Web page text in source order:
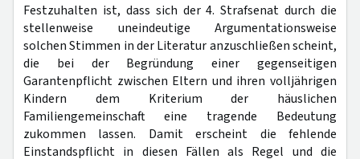
Festzuhalten ist, dass sich der 4. Strafsenat durch die
stellenweise uneindeutige Argumentationsweise
solchen Stimmen in der Literatur anzuschließen scheint,
die bei der Begründung einer gegenseitigen
Garantenpflicht zwischen Eltern und ihren volljährigen
Kindern dem Kriterium der häuslichen
Familiengemeinschaft eine tragende Bedeutung
zukommen lassen. Damit erscheint die fehlende
Einstandspflicht in diesen Fällen als Regel und die